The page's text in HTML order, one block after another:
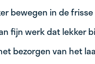
bewegen in de
fijn werk dat lekker
bezorgen van het